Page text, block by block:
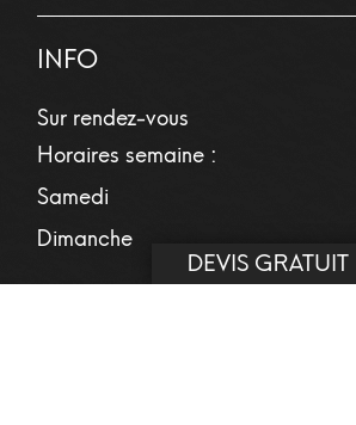
INFO
Sur rendez-vous
Horaires semaine :
Samedi
Dimanche
DEVIS GRATUIT